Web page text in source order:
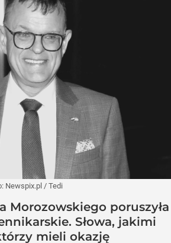
Newspix.pl / Tedi
Morozowskiego poruszyła
Słowa, jakimi
mieli okazję